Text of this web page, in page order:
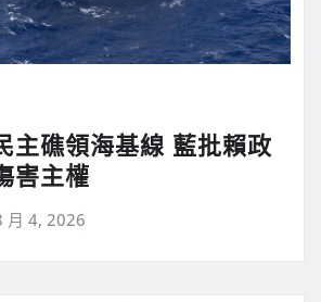
主礁領海基線 藍批賴政
害主權
月 4, 2026